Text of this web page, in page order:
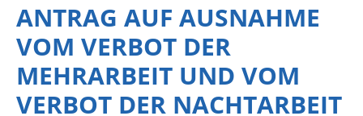
ANTRAG AUF AUSNAHME
VOM VERBOT DER
MEHRARBEIT UND VOM
VERBOT DER NACHTARBEIT